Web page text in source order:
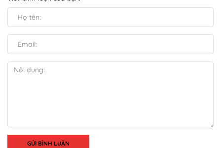
GỬI BÌNH LUẬN